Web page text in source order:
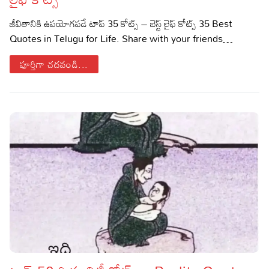
Sports
Poetry
Lyrics
Movie Reviews
Articles
Facts
Hinduism
Lyrics in Hindi – Devotional Songs
Tamil
Gallery*
జీవితానికి ఉపయోగపడే టాప్ 35 కోట్స్ – బెస్ట్ లైఫ్ కోట్స్ 35 Best
Quotes in Telugu for Life. Share with your friends…
పూర్తిగా చదవండి...